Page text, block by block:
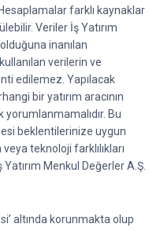
farklı kaynaklar
Veriler İş Yatırım
inanılan
verilerin ve
edilemez. Yapılacak
bir yatırım aracının
Bu
beklentilerinize uygun
teknoloji farklılıkları
Menkul Değerler A.Ş.
altında korunmakta olup